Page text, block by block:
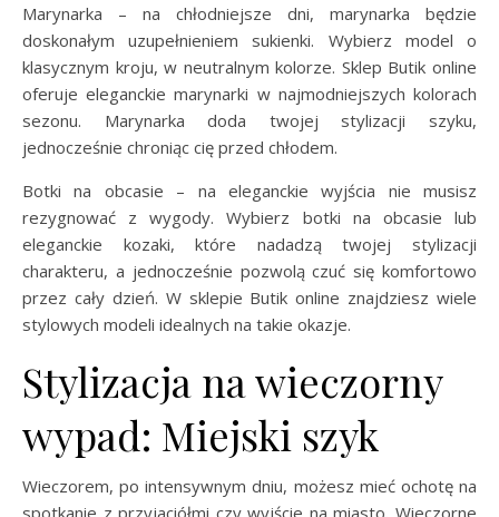
Marynarka – na chłodniejsze dni, marynarka będzie
doskonałym uzupełnieniem sukienki. Wybierz model o
klasycznym kroju, w neutralnym kolorze. Sklep Butik online
oferuje eleganckie marynarki w najmodniejszych kolorach
sezonu. Marynarka doda twojej stylizacji szyku,
jednocześnie chroniąc cię przed chłodem.
Botki na obcasie – na eleganckie wyjścia nie musisz
rezygnować z wygody. Wybierz botki na obcasie lub
eleganckie kozaki, które nadadzą twojej stylizacji
charakteru, a jednocześnie pozwolą czuć się komfortowo
przez cały dzień. W sklepie Butik online znajdziesz wiele
stylowych modeli idealnych na takie okazje.
Stylizacja na wieczorny
wypad: Miejski szyk
Wieczorem, po intensywnym dniu, możesz mieć ochotę na
spotkanie z przyjaciółmi czy wyjście na miasto. Wieczorne